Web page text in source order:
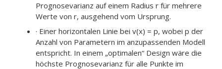
Prognosevarianz auf einem Radius r für mehrere
Werte von r, ausgehend vom Ursprung.
· Einer horizontalen Linie bei v(x) = p, wobei p der
Anzahl von Parametern im anzupassenden Modell
entspricht. In einem „optimalen“ Design wäre die
höchste Prognosevarianz für alle Punkte im